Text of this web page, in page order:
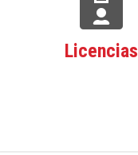
Licencias